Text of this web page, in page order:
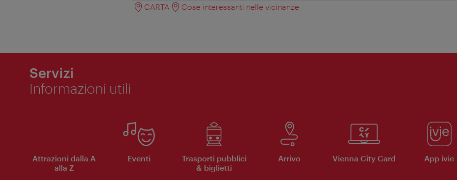
CARTA
Cose interessanti nelle vicinanze
Servizi
Informazioni utili
Attrazioni dalla A
alla Z
Eventi
Trasporti pubblici
& biglietti
Arrivo Vienna City Card App ivie